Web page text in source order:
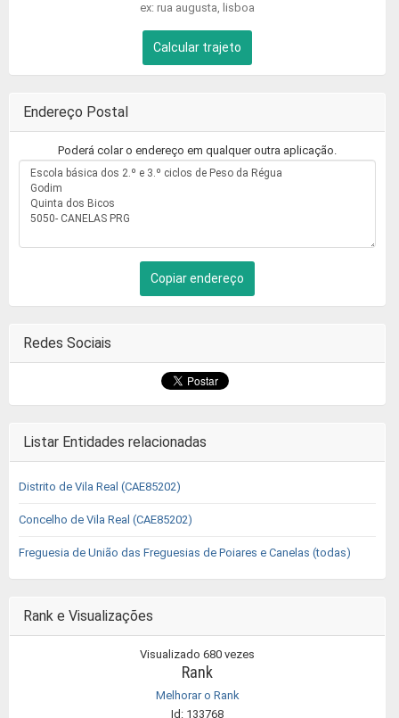
ex: rua augusta, lisboa
Calcular trajeto
Endereço Postal
Poderá colar o endereço em qualquer outra aplicação.
Copiar endereço
Redes Sociais
Listar Entidades relacionadas
Distrito de Vila Real (CAE85202)
Concelho de Vila Real (CAE85202)
Freguesia de União das Freguesias de Poiares e Canelas (todas)
Rank e Visualizações
Visualizado 680 vezes
Rank
Melhorar o Rank
Id: 133768